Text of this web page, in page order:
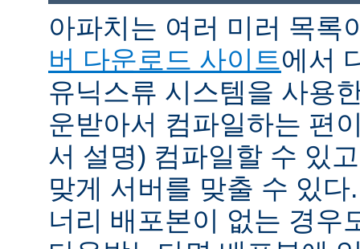
아파치는 여러 미러 목록
버 다운로드 사이트에서
유닉스류 시스템을 사용
운받아서 컴파일하는 편
서 설명) 컴파일할 수 있
맞게 서버를 맞출 수 있
너리 배포본이 없는 경우